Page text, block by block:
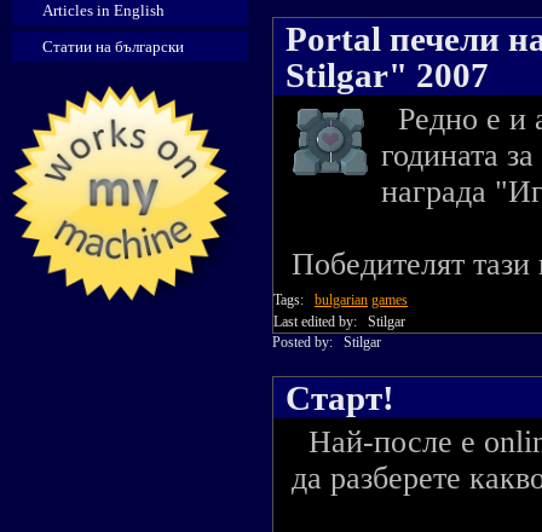
Articles in English
Статии на български
Portal печели
Stilgar" 2007
Редно е и
годината
награда
Победителят
Tags: bulgarian games
Last edited by: Stilgar
Posted by: Stilgar
Старт!
Най-после е
да разберете